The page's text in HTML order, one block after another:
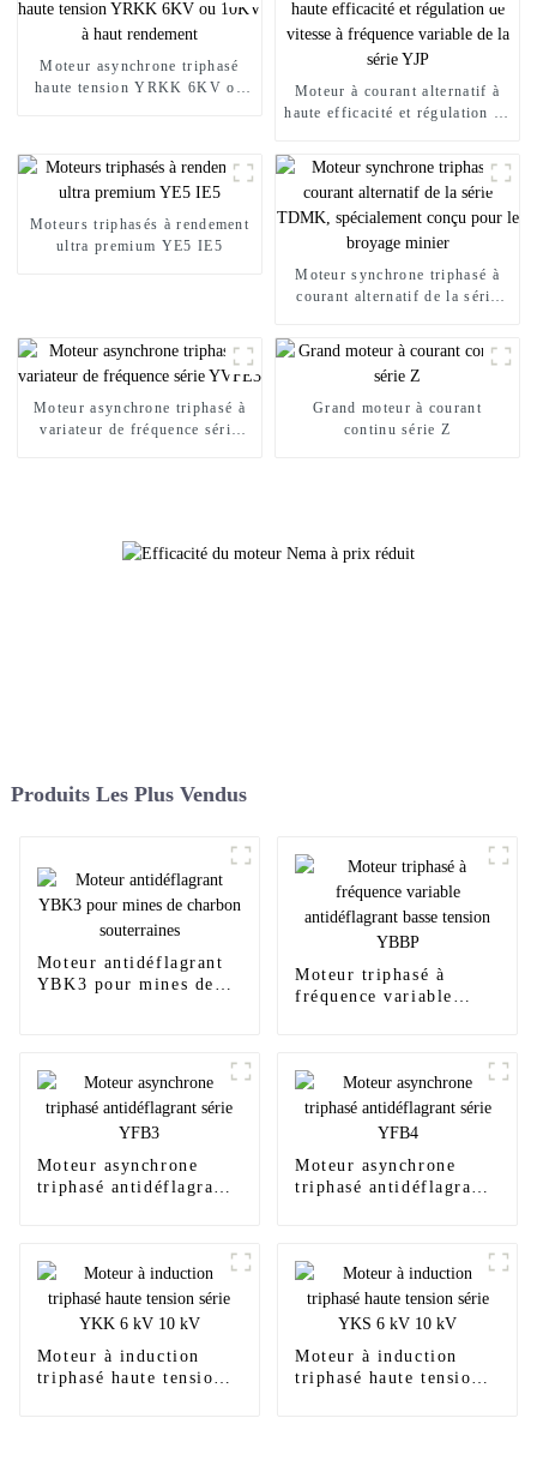
Moteur asynchrone triphasé
haute tension YRKK 6KV ou
Moteur à courant alternatif à
haute efficacité et régulation de
Moteurs triphasés à rendement
ultra premium YE5 IE5
Moteur synchrone triphasé à
courant alternatif de la série
Moteur asynchrone triphasé à
variateur de fréquence série
Grand moteur à courant
continu série Z
Produits Les Plus Vendus
Moteur antidéflagrant
YBK3 pour mines de
Moteur triphasé à
fréquence variable
Moteur asynchrone
triphasé antidéflagrant
Moteur asynchrone
triphasé antidéflagrant
Moteur à induction
triphasé haute tension
Moteur à induction
triphasé haute tension